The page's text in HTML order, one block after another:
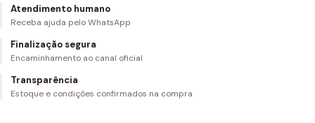
Atendimento humano
Receba ajuda pelo WhatsApp
Finalização segura
Encaminhamento ao canal oficial
Transparência
Estoque e condições confirmados na compra